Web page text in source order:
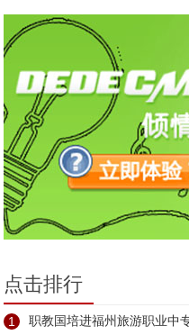
点击排行
1 职教国培进福州旅游职业中